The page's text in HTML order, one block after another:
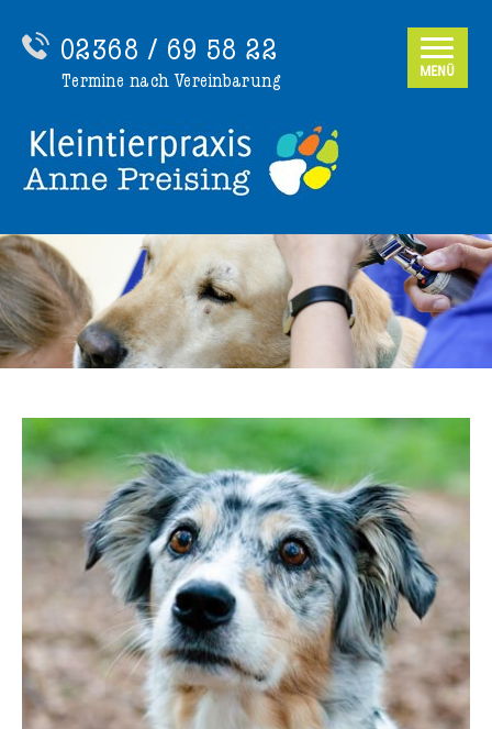
02368 / 69 58 22
Termine nach Vereinbarung
MENÜ